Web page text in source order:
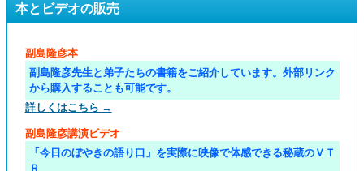
本とビデオの販売
副島隆彦本
副島隆彦先生と弟子たちの書籍をご紹介しています。外部リンク
から購入することも可能です。
詳しくはこちら →
副島隆彦講演ビデオ
「今日のぼやきの語り口」を実際に映像で体感できる秘蔵のＶＴ
Ｒ